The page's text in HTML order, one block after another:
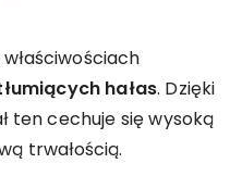
hałas. Dzięki
ten cechuje się wysoką
trwałością.